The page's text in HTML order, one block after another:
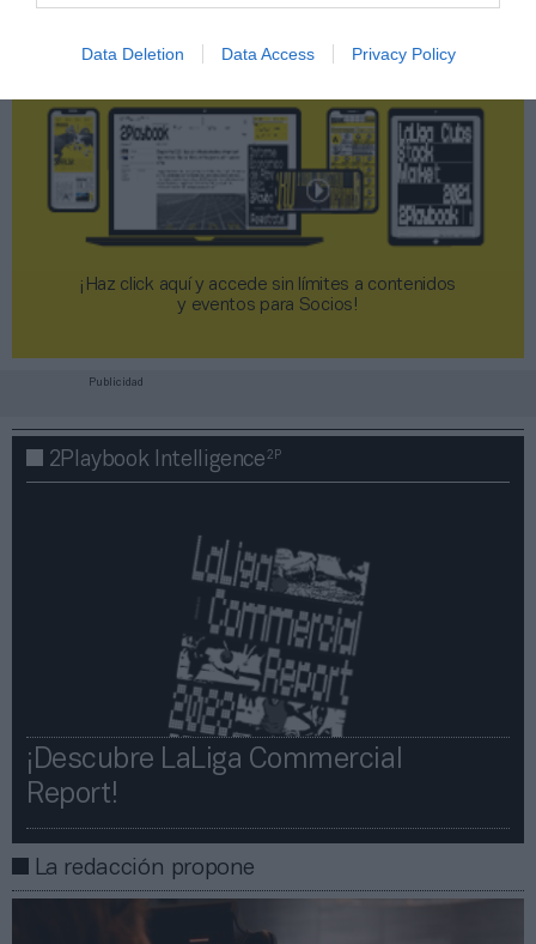
Data Deletion Data Access Privacy Policy
¡Haz click aquí y accede sin límites a contenidos
y eventos para Socios!​​​​​​​
Publicidad
2Playbook Intelligence2P
¡Descubre LaLiga Commercial
Report!​​
La redacción propone